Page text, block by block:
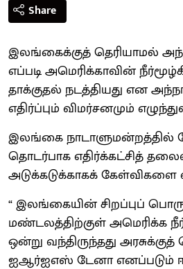
Share
இலங்கைக்குத் தெரியாமல்
எப்படி அமெரிக்காவின்
தாக்குதல் நடத்தியது என
எதிர்ப்பும் விமர்சனமும்
இலங்கை நாடாளுமன்றத்தில்
தொடர்பாக எதிர்க்கட்சித்
அடுக்கடுக்காகக் கேள்விகளை
“ இலங்கையின் சிறப்புப்
மண்டலத்திற்குள் அமெரிக்க
ஒன்று வந்திருந்தது அரசுக்குத்
ஐஆர்ஐஎஸ் டேனா எனப்படும்